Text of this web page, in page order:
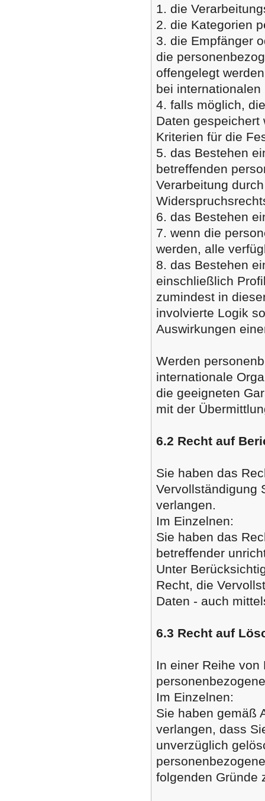
1. die
2. die Kategorien
3. die Empfänger
die
offengelegt
bei
4. falls möglich,
Daten
Kriterien für die
5. das Bestehen
betreffenden
Verarbeitung
6. das Bestehen
7. wenn die
werden, alle
8. das Bestehen
einschließlich
zumindest in
involvierte Logik
Auswirkungen
Werden
internationale
die geeigneten
mit der
6.2 Recht auf
Sie haben das
Vervollständigung
verlangen.
Im Einzelnen:
Sie haben das
betreffender
Unter
Recht, die
Daten - auch
6.3 Recht auf
In einer Reihe
Im Einzelnen:
Sie haben gemäß
verlangen, dass
unverzüglich
folgenden Gründe